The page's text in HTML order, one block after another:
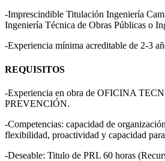
-Imprescindible Titulación Ingeniería
Ingeniería Técnica de Obras Públicas o
-Experiencia mínima acreditable de 2-3
REQUISITOS
-Experiencia en obra de OFICINA
PREVENCIÓN.
-Competencias: capacidad de
flexibilidad, proactividad y capacidad
-Deseable: Titulo de PRL 60 horas